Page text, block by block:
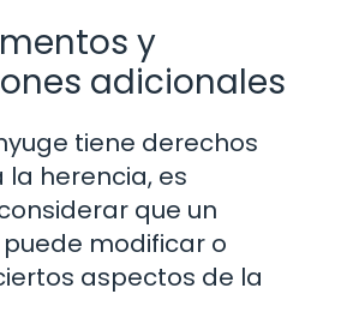
y
adicionales
tiene derechos
herencia, es
que un
modificar o
aspectos de la